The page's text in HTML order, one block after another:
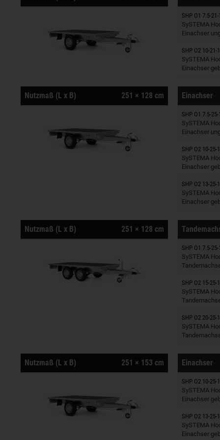
SHP O1 7.5-21-
SySTEMA
Einachser
SHP O2 10-21-
SySTEMA
Einachser
Nutzmaß (L x B) 251 × 128 cm Einachser
SHP O1 7.5-25-
SySTEMA
Einachser
SHP O2 10-25-
SySTEMA
Einachser
SHP O2 13-25-
SySTEMA
Einachser
Nutzmaß (L x B) 251 × 128 cm
SHP O1 7.5-
SySTEMA
SHP O2 15-25-
SySTEMA
SHP O2 20-25-
SySTEMA
Nutzmaß (L x B) 251 × 153 cm Einachser
SHP O2 10-25-
SySTEMA
Einachser
SHP O2 13-25-
SySTEMA
Einachser